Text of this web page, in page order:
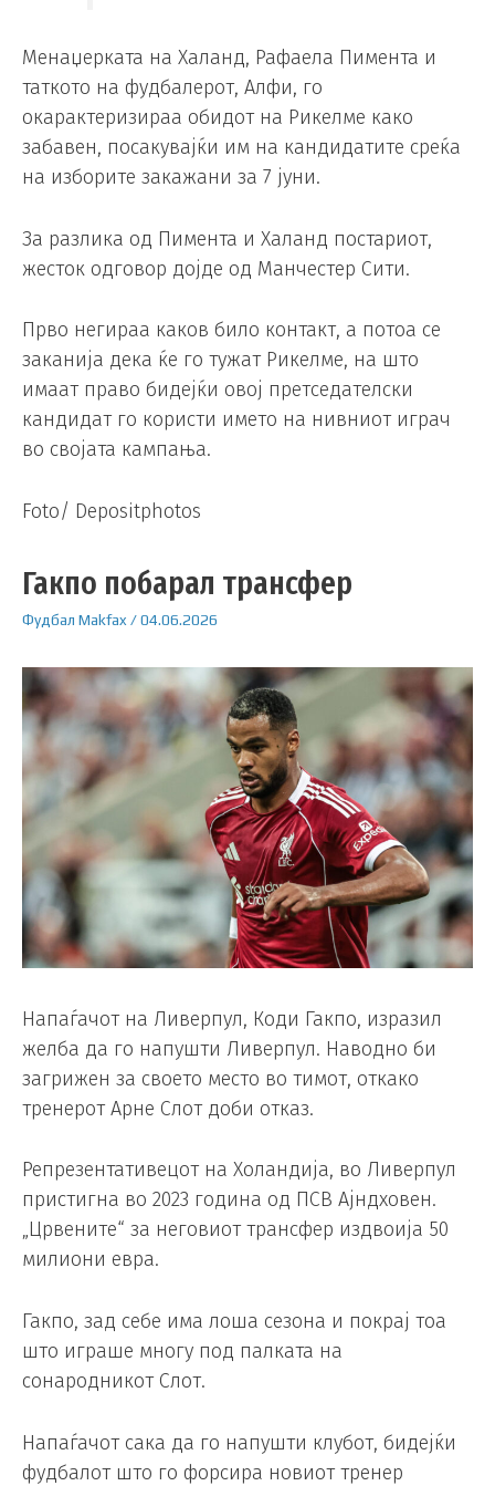
Менаџерката на Халанд, Рафаела Пимента и
таткото на фудбалерот, Алфи, го
окарактеризираа обидот на Рикелме како
забавен, посакувајќи им на кандидатите среќа
на изборите закажани за 7 јуни.
За разлика од Пимента и Халанд постариот,
жесток одговор дојде од Манчестер Сити.
Прво негираа каков било контакт, а потоа се
заканија дека ќе го тужат Рикелме, на што
имаат право бидејќи овој претседателски
кандидат го користи името на нивниот играч
во својата кампања.
Foto/ Depositphotos
Гакпо побарал трансфер
Фудбал Makfax /04.06.2026
Напаѓачот на Ливерпул, Коди Гакпо, изразил
желба да го напушти Ливерпул. Наводно би
загрижен за своето место во тимот, откако
тренерот Арне Слот доби отказ.
Репрезентативецот на Холандија, во Ливерпул
пристигна во 2023 година од ПСВ Ајндховен.
„Црвените“ за неговиот трансфер издвоија 50
милиони евра.
Гакпо, зад себе има лоша сезона и покрај тоа
што играше многу под палката на
сонародникот Слот.
Напаѓачот сака да го напушти клубот, бидејќи
фудбалот што го форсира новиот тренер